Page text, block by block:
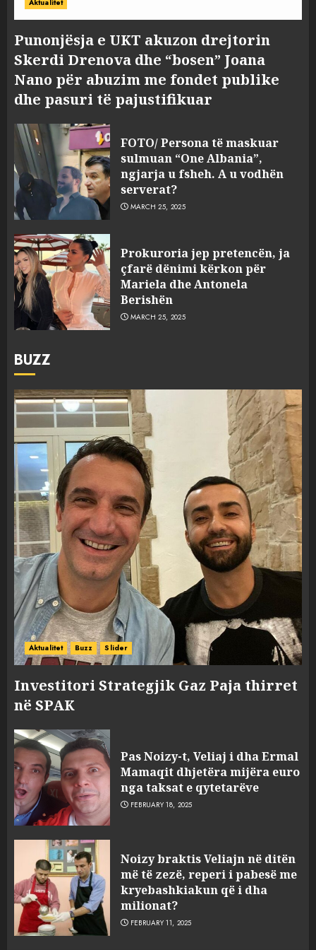
Aktualitet
Punonjësja e UKT akuzon drejtorin
Skerdi Drenova dhe “bosen” Joana
Nano për abuzim me fondet publike
dhe pasuri të pajustifikuar
FOTO/ Persona të maskuar
sulmuan “One Albania”,
ngjarja u fsheh. A u vodhën
serverat?
MARCH 25, 2025
Prokuroria jep pretencën, ja
çfarë dënimi kërkon për
Mariela dhe Antonela
Berishën
MARCH 25, 2025
BUZZ
Aktualitet Buzz Slider
Investitori Strategjik Gaz Paja thirret
në SPAK
Pas Noizy-t, Veliaj i dha Ermal
Mamaqit dhjetëra mijëra euro
nga taksat e qytetarëve
FEBRUARY 18, 2025
Noizy braktis Veliajn në ditën
më të zezë, reperi i pabesë me
kryebashkiakun që i dha
milionat?
FEBRUARY 11, 2025
3
sulmuan “One Albania”,
ngjarja u fsheh. A u vodhën
serverat?
MARCH 25, 2025